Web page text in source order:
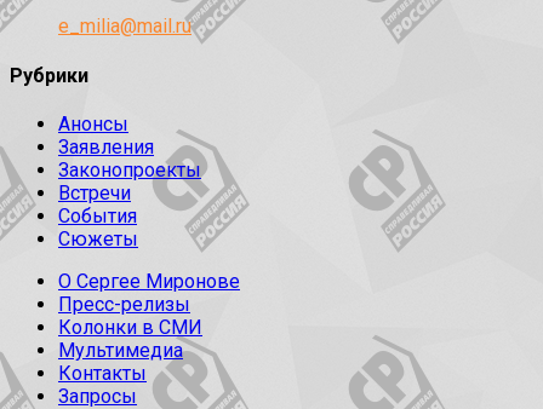
e_milia@mail.ru
Рубрики
Анонсы
Заявления
Законопроекты
Встречи
События
Сюжеты
О Сергее Миронове
Пресс-релизы
Колонки в СМИ
Мультимедиа
Контакты
Запросы